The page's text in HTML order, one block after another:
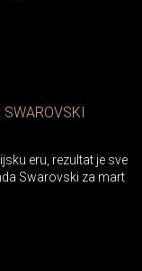
eru, rezultat je sve
Swarovski za mart